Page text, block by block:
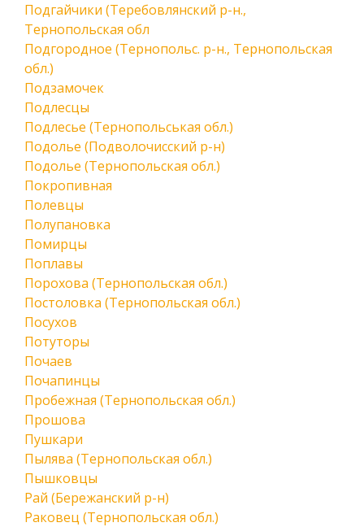
Подгайчики (Теребовлянский р-н.,
Тернопольская обл
Подгородное (Тернопольс. р-н., Тернопольская
обл.)
Подзамочек
Подлесцы
Подлесье (Тернопольськая обл.)
Подолье (Подволочисский р-н)
Подолье (Тернопольская обл.)
Покропивная
Полевцы
Полупановка
Помирцы
Поплавы
Порохова (Тернопольская обл.)
Постоловка (Тернопольская обл.)
Посухов
Потуторы
Почаев
Почапинцы
Пробежная (Тернопольская обл.)
Прошова
Пушкари
Пылява (Тернопольская обл.)
Пышковцы
Рай (Бережанский р-н)
Раковец (Тернопольская обл.)